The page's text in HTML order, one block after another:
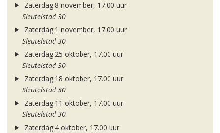
Zaterdag 8 november, 17.00 uur
Sleutelstad 30
Zaterdag 1 november, 17.00 uur
Sleutelstad 30
Zaterdag 25 oktober, 17.00 uur
Sleutelstad 30
Zaterdag 18 oktober, 17.00 uur
Sleutelstad 30
Zaterdag 11 oktober, 17.00 uur
Sleutelstad 30
Zaterdag 4 oktober, 17.00 uur